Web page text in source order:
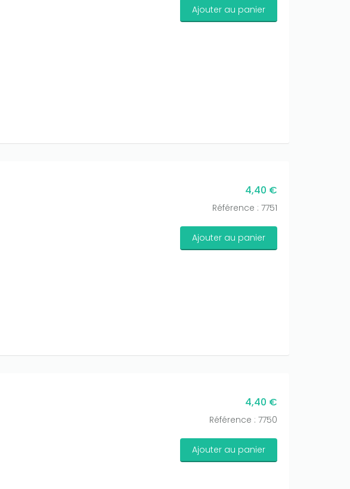
Ajouter au panier
4,40 €
Référence : 7751
Ajouter au panier
4,40 €
Référence : 7750
Ajouter au panier